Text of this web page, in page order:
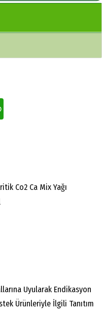
Co2 Ca Mix Yağı
Uyularak Endikasyon
Ürünleriyle İlgili Tanıtım